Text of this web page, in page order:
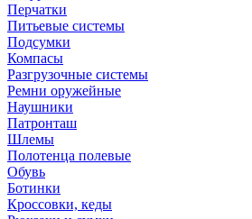
Перчатки
Питьевые системы
Подсумки
Компасы
Разгрузочные системы
Ремни оружейные
Наушники
Патронташ
Шлемы
Полотенца полевые
Обувь
Ботинки
Кроссовки, кеды